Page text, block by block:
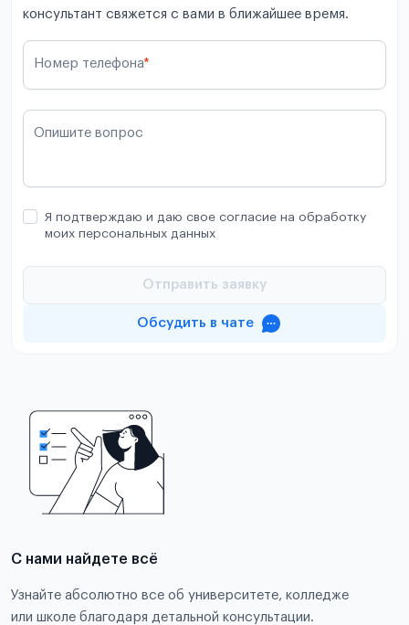
консультант свяжется с вами в ближайшее время.
Номер телефона*
Опишите вопрос
Я подтверждаю и даю свое согласие на обработку
моих персональных данных
Отправить заявку
Обсудить в чате
С нами найдете всё
Узнайте абсолютно все об университете, колледже
или школе благодаря детальной консультации.